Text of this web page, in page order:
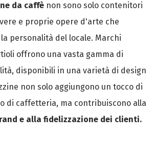
da caffènon sono solo contenitori
e proprie opere d'arte che
personalità del locale. Marchi
offrono una vasta gamma di
disponibili in una varietà di design
non solo aggiungono un tocco di
di caffetteria, ma contribuiscono alla
e alla fidelizzazione dei clienti.